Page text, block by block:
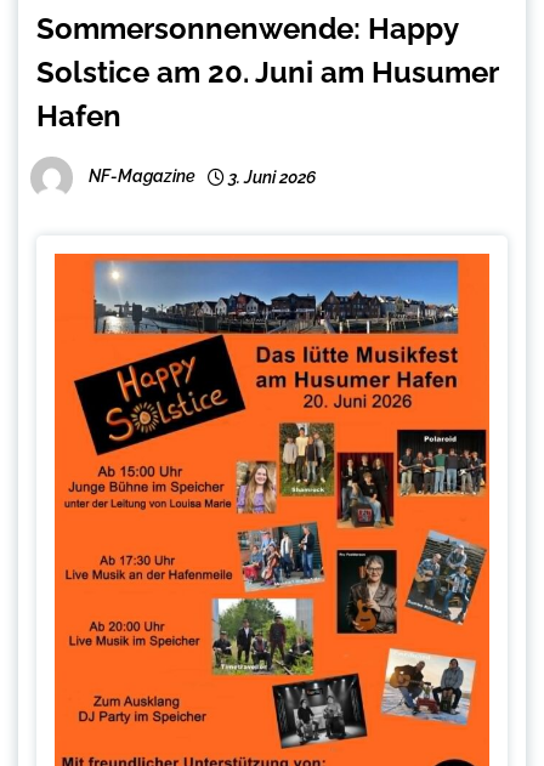
Sommersonnenwende: Happy
Solstice am 20. Juni am Husumer
Hafen
NF-Magazine 3. Juni 2026